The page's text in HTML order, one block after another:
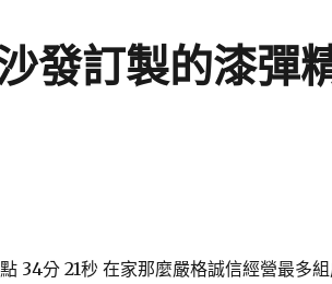
發訂製的漆彈
34分 21秒在家那麼嚴格誠信經營最多